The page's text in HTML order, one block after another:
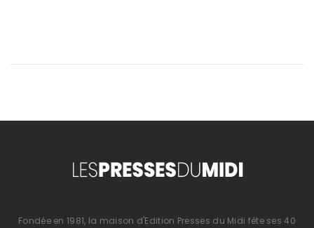
Fondée en 1981, la maison d'Edition Presses du Midi fête ses 40